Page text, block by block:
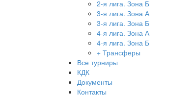
2-я лига. Зона Б
3-я лига. Зона А
3-я лига. Зона Б
4-я лига. Зона А
4-я лига. Зона Б
+ Трансферы
Все турниры
КДК
Документы
Контакты